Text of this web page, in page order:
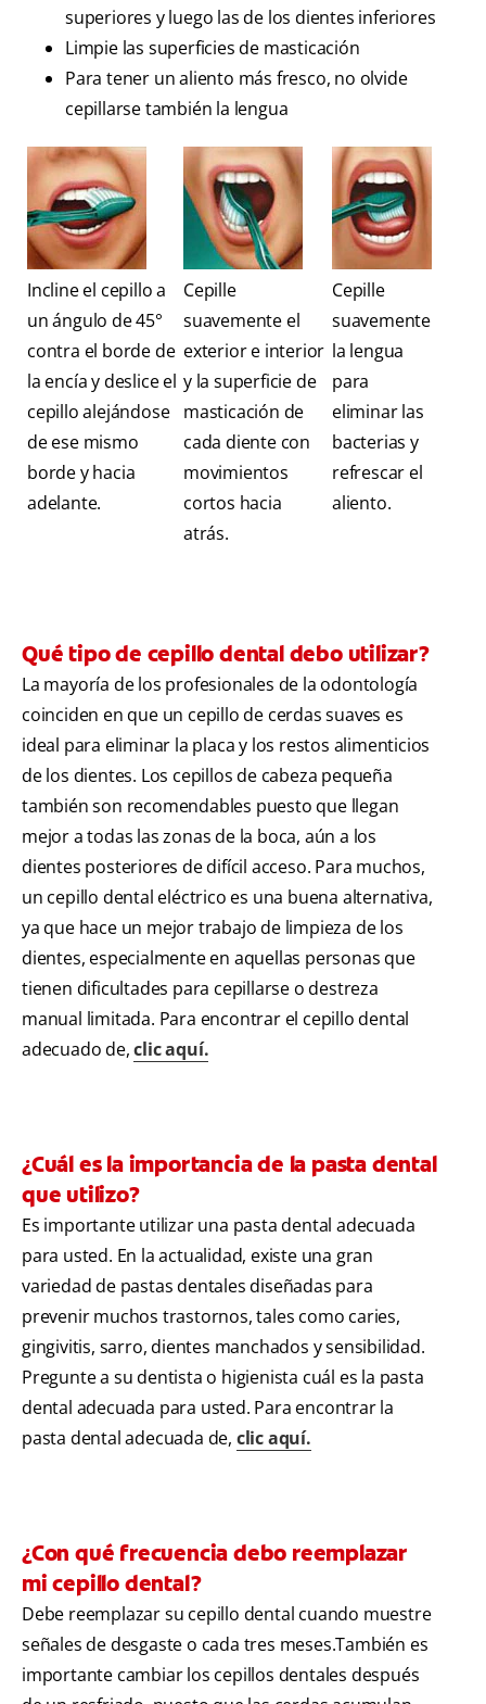
superiores y luego las de los dientes inferiores
Limpie las superficies de masticación
Para tener un aliento más fresco, no olvide
cepillarse también la lengua
Incline el cepillo a
un ángulo de 45°
contra el borde de
la encía y deslice el
cepillo alejándose
de ese mismo
borde y hacia
adelante.
Cepille
suavemente el
exterior e interior
y la superficie de
masticación de
cada diente con
movimientos
cortos hacia
atrás.
Cepille
suavemente
la lengua
para
eliminar las
bacterias y
refrescar el
aliento.
Qué tipo de cepillo dental debo utilizar?
La mayoría de los profesionales de la odontología
coinciden en que un cepillo de cerdas suaves es
ideal para eliminar la placa y los restos alimenticios
de los dientes. Los cepillos de cabeza pequeña
también son recomendables puesto que llegan
mejor a todas las zonas de la boca, aún a los
dientes posteriores de difícil acceso. Para muchos,
un cepillo dental eléctrico es una buena alternativa,
ya que hace un mejor trabajo de limpieza de los
dientes, especialmente en aquellas personas que
tienen dificultades para cepillarse o destreza
manual limitada. Para encontrar el cepillo dental
adecuado de,clic aquí.
¿Cuál es la importancia de la pasta dental
que utilizo?
Es importante utilizar una pasta dental adecuada
para usted. En la actualidad, existe una gran
variedad de pastas dentales diseñadas para
prevenir muchos trastornos, tales como caries,
gingivitis, sarro, dientes manchados y sensibilidad.
Pregunte a su dentista o higienista cuál es la pasta
dental adecuada para usted. Para encontrar la
pasta dental adecuada de, clic aquí.
¿Con qué frecuencia debo reemplazar
mi cepillo dental?
Debe reemplazar su cepillo dental cuando muestre
señales de desgaste o cada tres meses.También es
importante cambiar los cepillos dentales después